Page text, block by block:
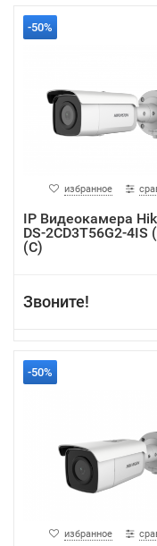
-50%
избранное
IP Видеокамера
DS-2CD3T56G2-
(C)
Звоните!
-50%
избранное